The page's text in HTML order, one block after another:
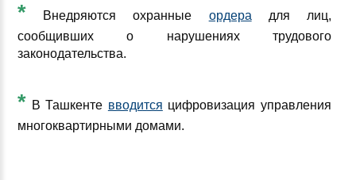
* Внедряются охранные ордера для лиц,
сообщивших о нарушениях трудового
законодательства.
* В Ташкенте вводится цифровизация управления
многоквартирными домами.